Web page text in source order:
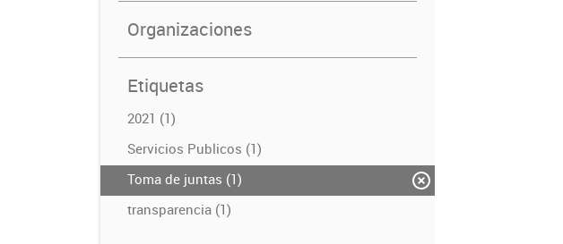
Organizaciones
Etiquetas
2021 (1)
Servicios Publicos (1)
Toma de juntas (1)
transparencia (1)